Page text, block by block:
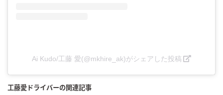
Ai Kudo/工藤 愛(@mkhire_ak)がシェアした投稿
工藤愛ドライバーの関連記事